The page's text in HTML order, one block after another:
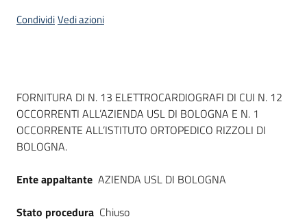
CondividiVedi azioni
Dati del bando
FORNITURA DI N. 13 ELETTROCARDIOGRAFI DI CUI N. 12
OCCORRENTI ALL’AZIENDA USL DI BOLOGNA E N. 1
OCCORRENTE ALL’ISTITUTO ORTOPEDICO RIZZOLI DI
BOLOGNA.
Ente appaltante AZIENDA USL DI BOLOGNA
Stato procedura Chiuso